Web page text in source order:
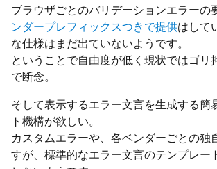
ブラウザごとのバリデーションエラーの
ンダープレフィックスつきで提供はして
な仕様はまだ出ていないようです。
ということで自由度が低く現状ではゴリ
で断念。
そして表示するエラー文言を生成する簡
ト機構が欲しい。
カスタムエラーや、各ベンダーごとの独
すが、標準的なエラー文言のテンプレー